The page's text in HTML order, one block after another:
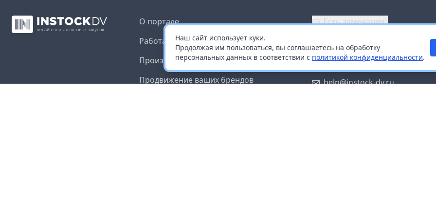
Наш сайт использует куки.
Продолжая им пользоваться, вы соглашаетесь на обработку
персональных данных в соответствии с политикой конфиденциальности.
О портале
Работа с платформой
Производителям и дистрибьюторам
Продвижение ваших брендов
Есть замечания?
Заказать звонок
help@instock-dv.ru